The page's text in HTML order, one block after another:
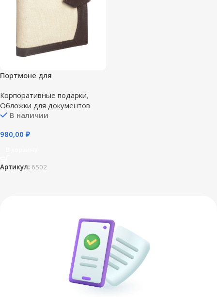
Портмоне для
Корпоративные подарки,
Обложки для документов
В наличии
980,00 ₽
Артикул: 6502